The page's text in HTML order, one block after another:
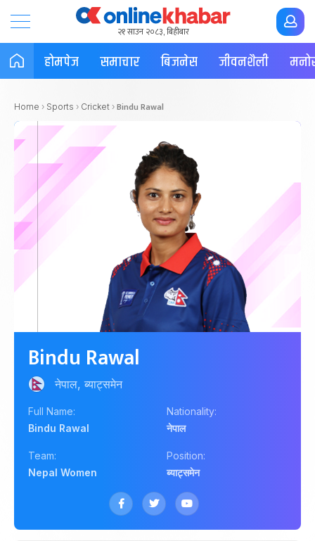
२१ साउन २०८३, बिहीबार
होमपेज समाचार बिजनेस जीवनशैली
Home › Sports › Cricket › Bindu Rawal
Bindu Rawal
नेपाल, ब्याट्समेन
Full Name:
Bindu Rawal
Nationality:
नेपाल
Team:
Nepal Women
Position:
ब्याट्समेन